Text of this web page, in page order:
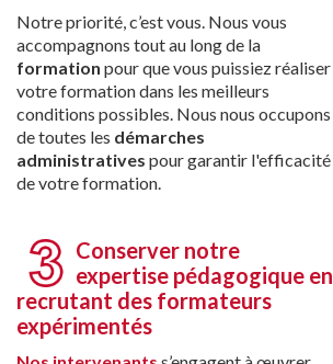
Notre priorité, c’est vous. Nous vous
accompagnons tout au long de la
formation pour que vous puissiez réaliser
votre formation dans les meilleurs
conditions possibles. Nous nous occupons
de toutes les démarches
administratives pour garantir l'efficacité
de votre formation.
Conserver notre
expertise pédagogique en
recrutant des formateurs
expérimentés